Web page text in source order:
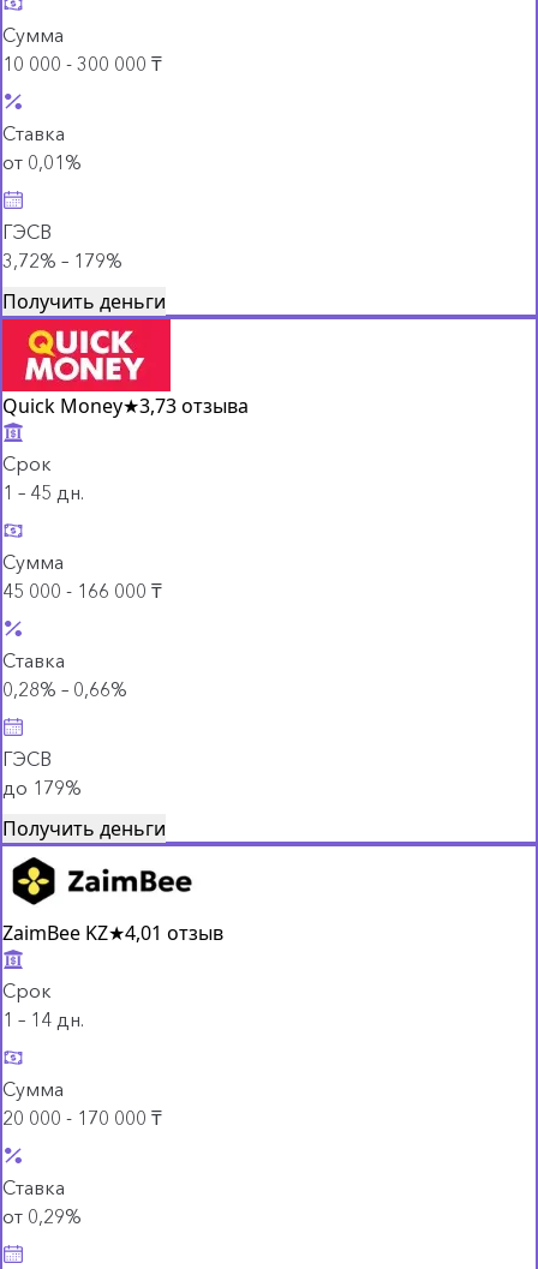
Сумма
10 000 - 300 000 ₸
Ставка
от 0,01%
ГЭСВ
3,72% – 179%
Получить деньги
Quick Money★3,73 отзыва
Срок
1 – 45 дн.
Сумма
45 000 - 166 000 ₸
Ставка
0,28% – 0,66%
ГЭСВ
до 179%
Получить деньги
ZaimBee KZ★4,01 отзыв
Срок
1 – 14 дн.
Сумма
20 000 - 170 000 ₸
Ставка
от 0,29%